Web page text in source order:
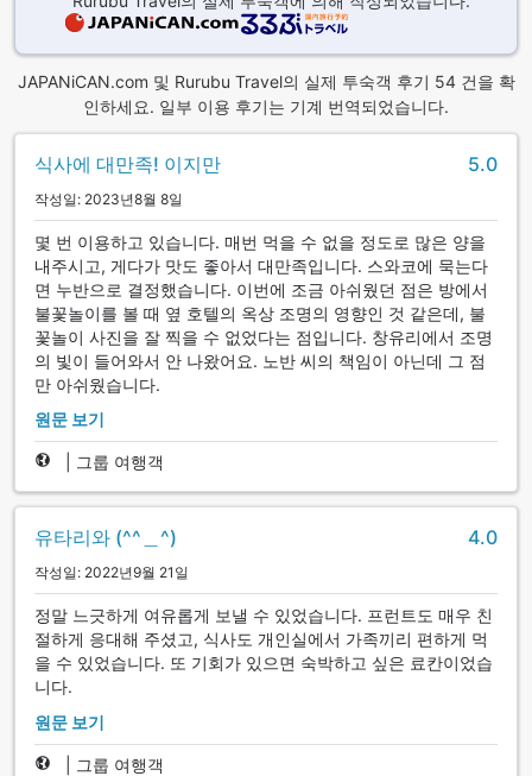
JAPANiCAN.com 및 Rurubu Travel의 실제 투숙객 후기 54 건을 확
인하세요. 일부 이용 후기는 기계 번역되었습니다.
식사에 대만족! 이지만 5.0
작성일: 2023년8월 8일
몇 번 이용하고 있습니다. 매번 먹을 수 없을 정도로 많은 양을
내주시고, 게다가 맛도 좋아서 대만족입니다. 스와코에 묵는다
면 누반으로 결정했습니다. 이번에 조금 아쉬웠던 점은 방에서
불꽃놀이를 볼 때 옆 호텔의 옥상 조명의 영향인 것 같은데, 불
꽃놀이 사진을 잘 찍을 수 없었다는 점입니다. 창유리에서 조명
의 빛이 들어와서 안 나왔어요. 노반 씨의 책임이 아닌데 그 점
만 아쉬웠습니다.
원문 보기
그룹 여행객
유타리와 (^^＿^) 4.0
작성일: 2022년9월 21일
정말 느긋하게 여유롭게 보낼 수 있었습니다. 프런트도 매우 친
절하게 응대해 주셨고, 식사도 개인실에서 가족끼리 편하게 먹
을 수 있었습니다. 또 기회가 있으면 숙박하고 싶은 료칸이었습
니다.
원문 보기
그룹 여행객